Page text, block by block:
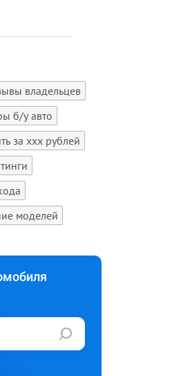
владельцев
б/у авто
за xxx рублей
моделей